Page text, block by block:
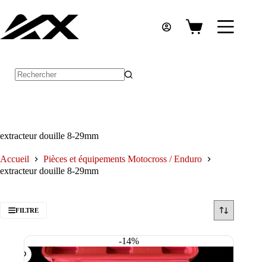
contenu
Panier
extracteur douille 8-29mm
Accueil
Pièces et équipements Motocross / Enduro
extracteur douille 8-29mm
FILTRE
-14%